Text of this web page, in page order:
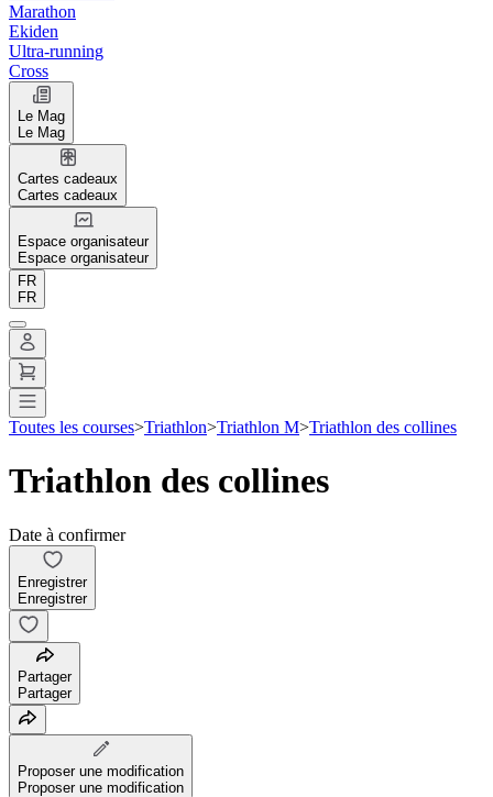
Marathon
Ekiden
Ultra-running
Cross
Le Mag
Le Mag
Cartes cadeaux
Cartes cadeaux
Espace organisateur
Espace organisateur
FR
FR
Toutes les courses>Triathlon>Triathlon M>Triathlon des collines
Triathlon des collines
Date à confirmer
Enregistrer
Enregistrer
Partager
Partager
Proposer une modification
Proposer une modification